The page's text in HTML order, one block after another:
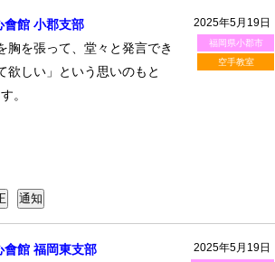
2025年5月19日
福岡県小郡市
空手教室
會館 小郡支部
胸を張って、堂々と発言でき
欲しい」という思いのもと
。
2025年5月19日
會館 福岡東支部